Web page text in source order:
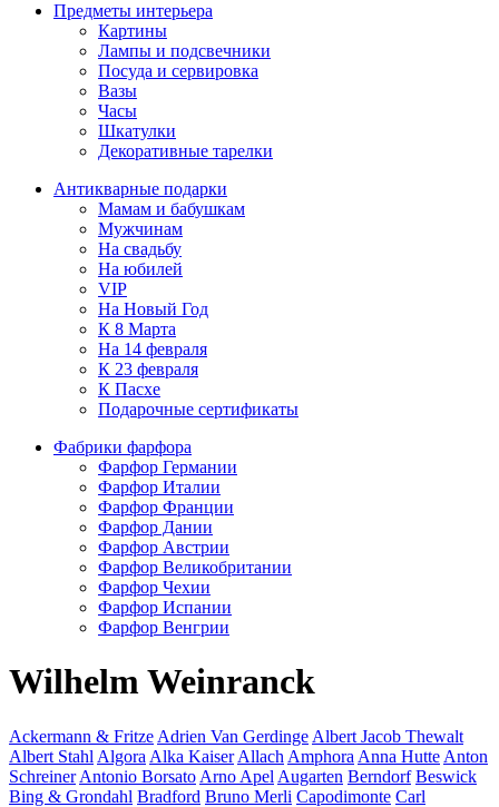
Предметы интерьера
Картины
Лампы и подсвечники
Посуда и сервировка
Вазы
Часы
Шкатулки
Декоративные тарелки
Антикварные подарки
Мамам и бабушкам
Мужчинам
На свадьбу
На юбилей
VIP
На Новый Год
К 8 Марта
На 14 февраля
К 23 февраля
К Пасхе
Подарочные сертификаты
Фабрики фарфора
Фарфор Германии
Фарфор Италии
Фарфор Франции
Фарфор Дании
Фарфор Австрии
Фарфор Великобритании
Фарфор Чехии
Фарфор Испании
Фарфор Венгрии
Wilhelm Weinranck
Ackermann & Fritze Adrien Van Gerdinge Albert Jacob Thewalt
Albert Stahl Algora Alka Kaiser Allach Amphora Anna Hutte Anton
Schreiner Antonio Borsato Arno Apel Augarten Berndorf Beswick
Bing & Grondahl Bradford Bruno Merli Capodimonte Carl